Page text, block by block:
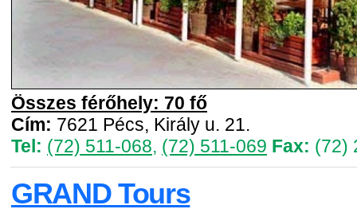
Összes férőhely: 70 fő
Cím: 7621 Pécs, Király u. 21.
Tel: (72) 511-068, (72) 511-069 Fax: (72)
GRAND Tours